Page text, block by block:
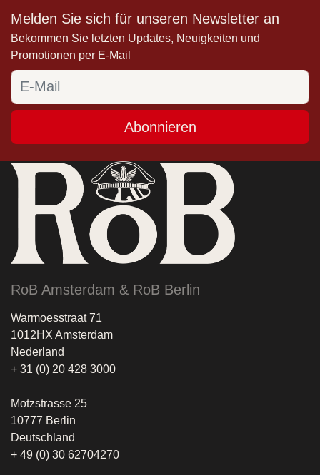
Melden Sie sich für unseren Newsletter an
Bekommen Sie letzten Updates, Neuigkeiten und
Promotionen per E-Mail
Abonnieren
RoB Amsterdam & RoB Berlin
Warmoesstraat 71
1012HX Amsterdam
Nederland
+ 31 (0) 20 428 3000
Motzstrasse 25
10777 Berlin
Deutschland
+ 49 (0) 30 62704270